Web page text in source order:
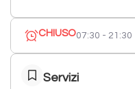
CHIUSO07:30 - 21:30
Servizi